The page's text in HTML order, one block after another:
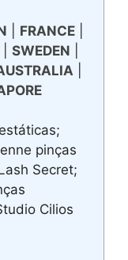
FRANCE|
SWEDEN
pinças
Secret;
Cilios